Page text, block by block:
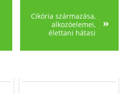
Cikória származása,
alkozóelemei,
élettani hátasi